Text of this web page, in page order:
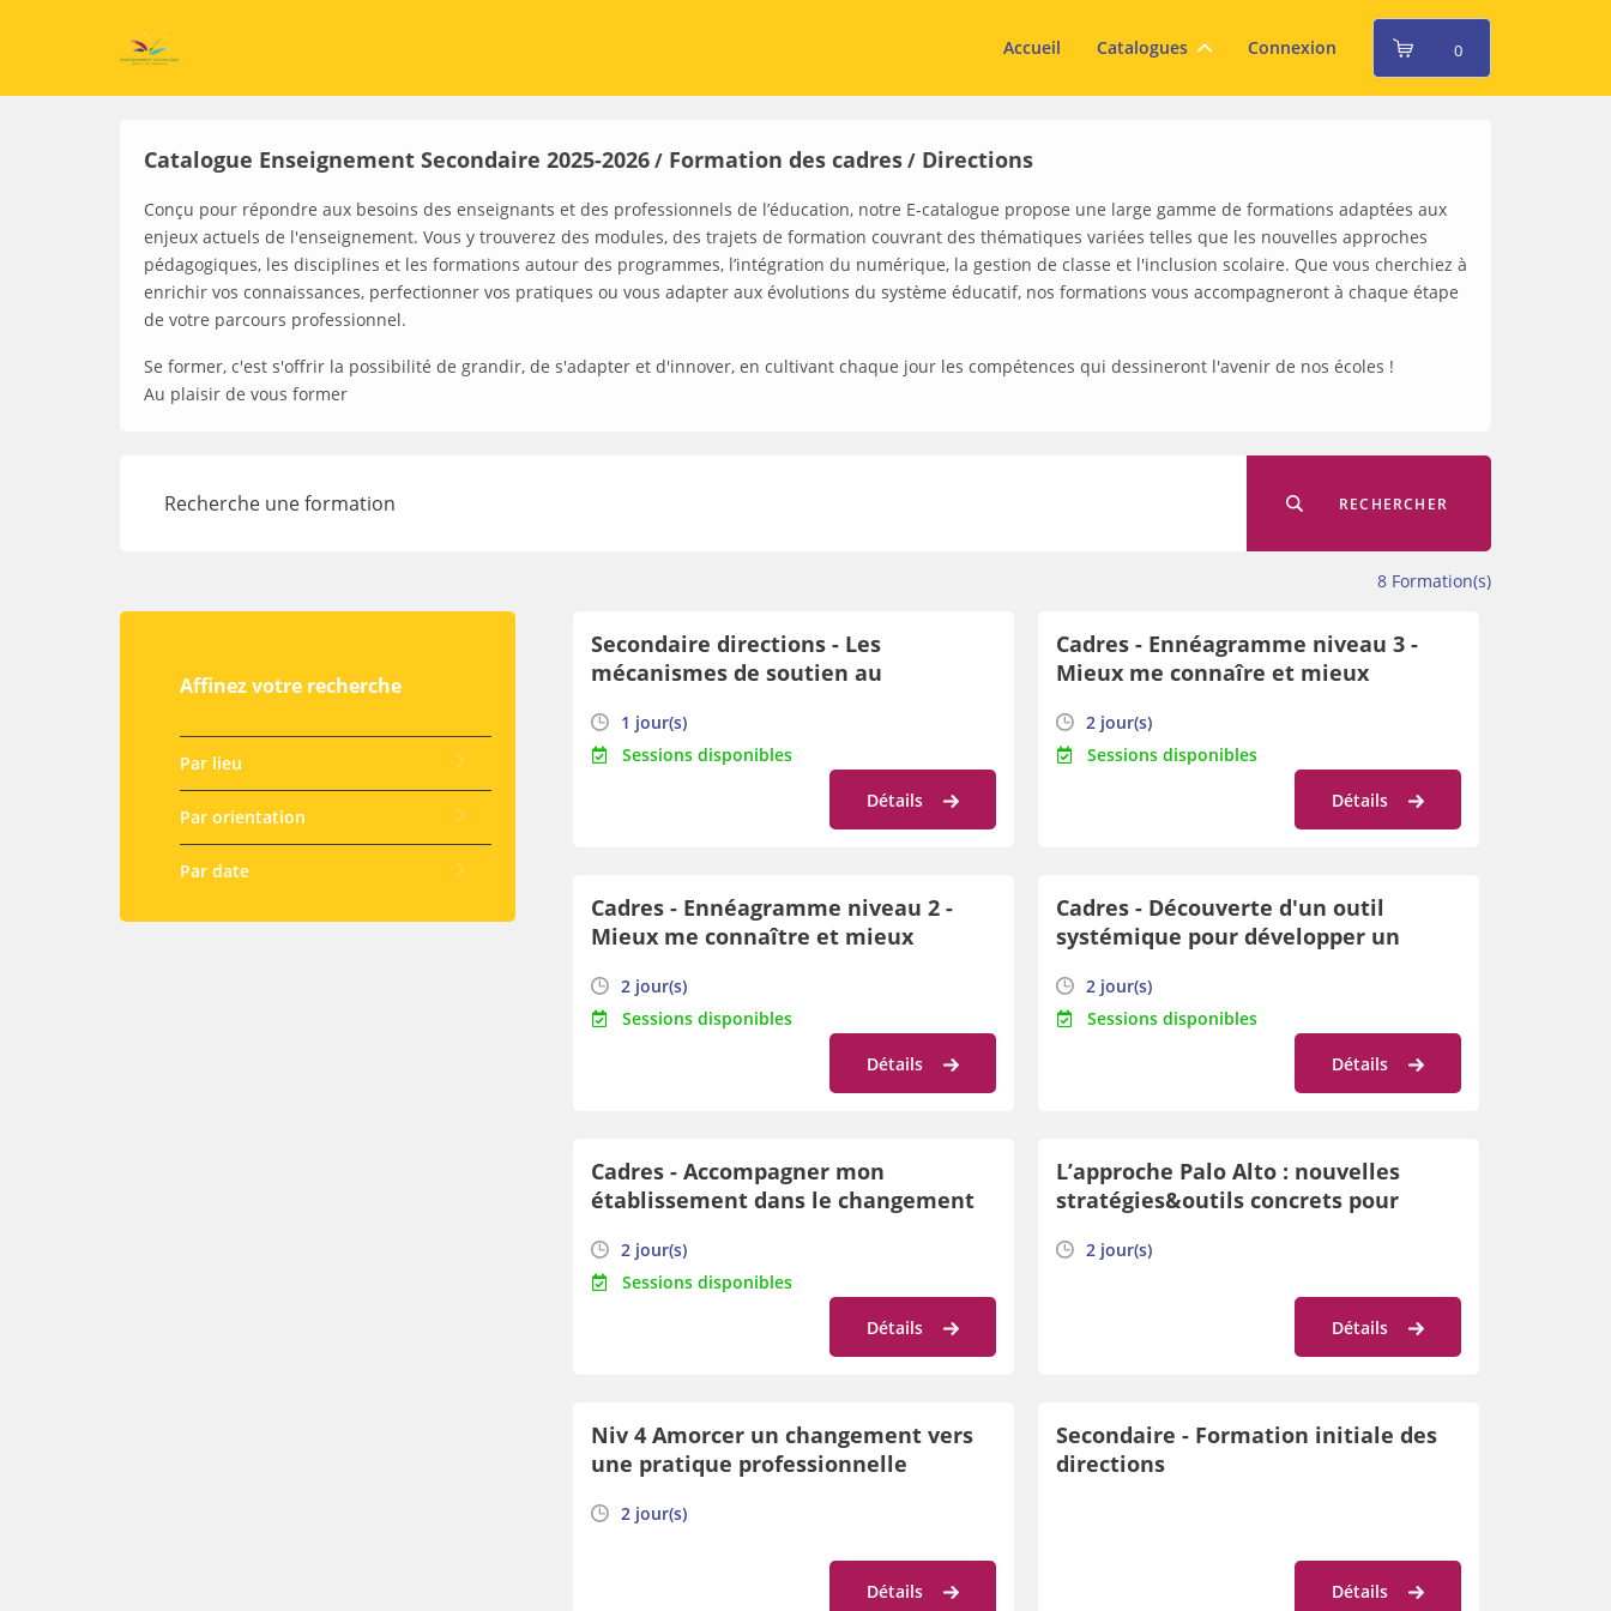
Accueil Catalogues Connexion 0
Catalogue Enseignement Secondaire 2025-2026/ Formation des cadres/ Directions
Conçu pour répondre aux besoins des enseignants et des professionnels de l’éducation, notre E-catalogue propose une large gamme de formations adaptées aux
enjeux actuels de l'enseignement. Vous y trouverez des modules, des trajets de formation couvrant des thématiques variées telles que les nouvelles approches
pédagogiques, les disciplines et les formations autour des programmes, l’intégration du numérique, la gestion de classe et l'inclusion scolaire. Que vous cherchiez à
enrichir vos connaissances, perfectionner vos pratiques ou vous adapter aux évolutions du système éducatif, nos formations vous accompagneront à chaque étape
de votre parcours professionnel.
Se former, c'est s'offrir la possibilité de grandir, de s'adapter et d'innover, en cultivant chaque jour les compétences qui dessineront l'avenir de nos écoles !
Au plaisir de vous former
RECHERCHER
8 Formation(s)
Affinez votre recherche
Par lieu
Par orientation
Par date
Secondaire directions - Les
mécanismes de soutien au
compétences professionnelles
1 jour(s)
Sessions disponibles
Détails
Cadres - Ennéagramme niveau 3 -
Mieux me connaîre et mieux
2 jour(s)
Sessions disponibles
Détails
Cadres - Ennéagramme niveau 2 -
Mieux me connaître et mieux
2 jour(s)
Sessions disponibles
Détails
Cadres - Découverte d'un outil
systémique pour développer un
et opérer des changements concrets
et stratégiques : Palo Alto
2 jour(s)
Sessions disponibles
Détails
Cadres - Accompagner mon
établissement dans le changement
introduction aux dynamiques
spiralaires de l'évolution
2 jour(s)
Sessions disponibles
Détails
L’approche Palo Alto : nouvelles
stratégies&outils concrets pour
dans ma classe/école
2 jour(s)
Détails
Niv 4 Amorcer un changement vers
une pratique professionnelle
bienveillant et responsabilisant
2 jour(s)
Détails
Secondaire - Formation initiale des
directions
Détails